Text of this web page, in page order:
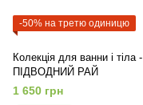
-50% на третю одиницю
Колекція для ванни і тіла -
ПІДВОДНИЙ РАЙ
1 650 грн